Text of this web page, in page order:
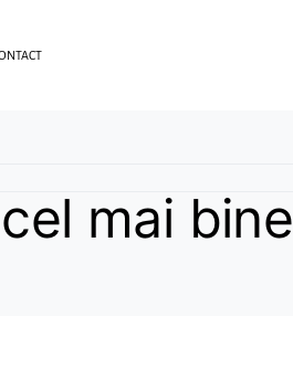
mai bine